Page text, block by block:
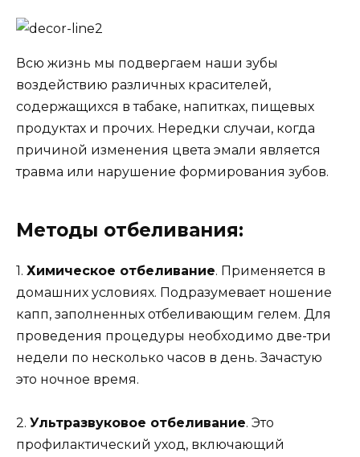
Всю жизнь мы подвергаем наши зубы
воздействию различных красителей,
содержащихся в табаке, напитках, пищевых
продуктах и прочих. Нередки случаи, когда
причиной изменения цвета эмали является
травма или нарушение формирования зубов.
Методы отбеливания:
1. Химическое отбеливание. Применяется в
домашних условиях. Подразумевает ношение
капп, заполненных отбеливающим гелем. Для
проведения процедуры необходимо две-три
недели по несколько часов в день. Зачастую
это ночное время.
2. Ультразвуковое отбеливание. Это
профилактический уход, включающий